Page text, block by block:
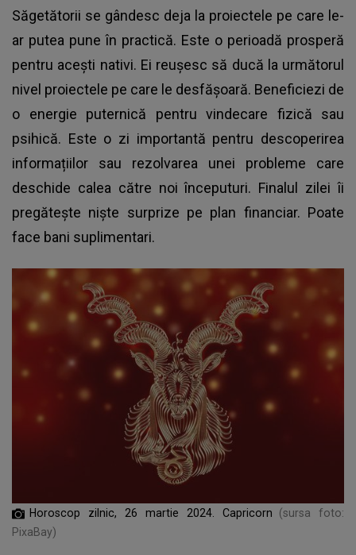
Săgetătorii se gândesc deja la proiectele pe care le-
ar putea pune în practică. Este o perioadă prosperă
pentru acești nativi. Ei reușesc să ducă la următorul
nivel proiectele pe care le desfășoară. Beneficiezi de
o energie puternică pentru vindecare fizică sau
psihică. Este o zi importantă pentru descoperirea
informațiilor sau rezolvarea unei probleme care
deschide calea către noi începuturi. Finalul zilei îi
pregătește niște surprize pe plan financiar. Poate
face bani suplimentari.
Horoscop zilnic, 26 martie 2024. Capricorn
(sursa foto:
PixaBay)